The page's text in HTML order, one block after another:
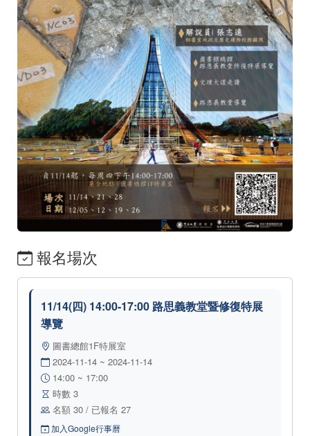
報名場次
11/14(四) 14:00-17:00 路思義教堂暨修復特展
導覽
圖書總館1F特展室
2024-11-14 ~ 2024-11-14
14:00 ~ 17:00
時數 3
名額 30 / 已報名 27
加入Google行事曆